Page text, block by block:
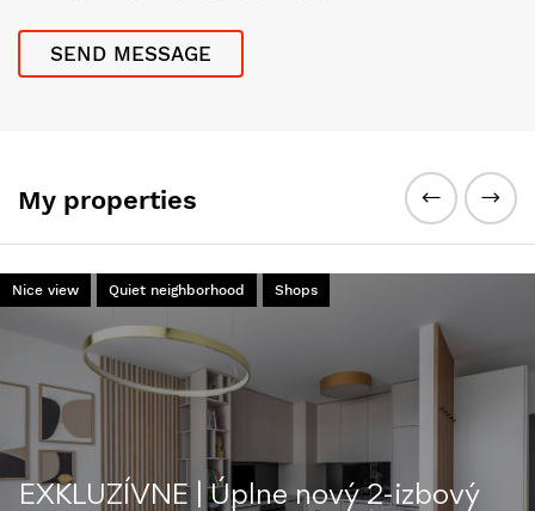
My properties
Nice view Quiet neighborhood Shops
EXKLUZÍVNE | Úplne nový 2-izbový